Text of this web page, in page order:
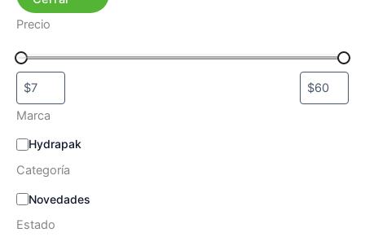
Precio
Marca
M
r
c
a
Hydrapak
Categoría
C
t
Novedades
Estado